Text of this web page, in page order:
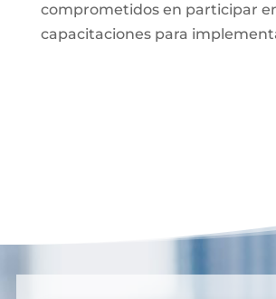
comprometidos en participar
capacitaciones para